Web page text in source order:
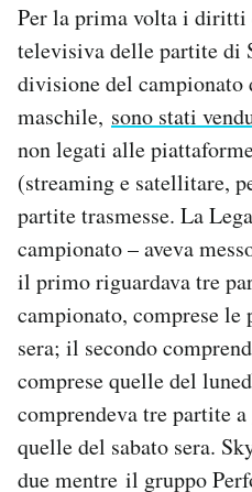
Per la prima volta i diritti
televisiva delle partite di
divisione del
maschile, sono stati
non legati alle
(streaming e satellitare,
partite trasmesse. La
campionato – aveva
il primo riguardava tre
campionato, comprese
sera; il secondo
comprese quelle del
comprendeva tre partite
quelle del sabato sera.
due mentre il gruppo